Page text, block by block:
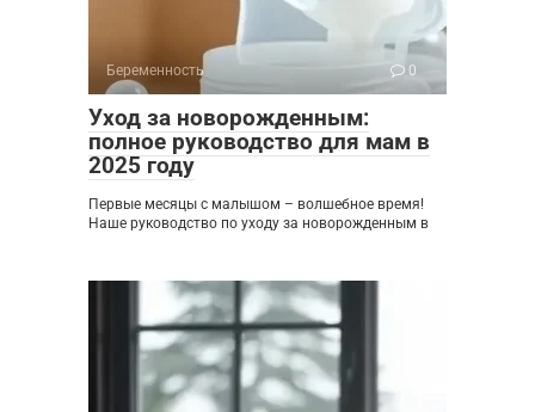
Беременность 0
Уход за новорожденным:
полное руководство для мам в
2025 году
Первые месяцы с малышом – волшебное время!
Наше руководство по уходу за новорожденным в